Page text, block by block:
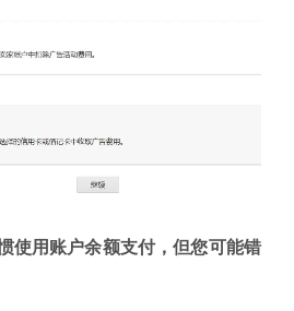
使用账户余额支付，但您可能错